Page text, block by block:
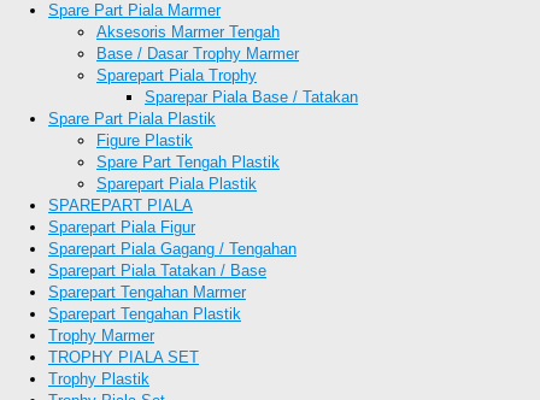
Spare Part Piala Marmer
Aksesoris Marmer Tengah
Base / Dasar Trophy Marmer
Sparepart Piala Trophy
Sparepar Piala Base / Tatakan
Spare Part Piala Plastik
Figure Plastik
Spare Part Tengah Plastik
Sparepart Piala Plastik
SPAREPART PIALA
Sparepart Piala Figur
Sparepart Piala Gagang / Tengahan
Sparepart Piala Tatakan / Base
Sparepart Tengahan Marmer
Sparepart Tengahan Plastik
Trophy Marmer
TROPHY PIALA SET
Trophy Plastik